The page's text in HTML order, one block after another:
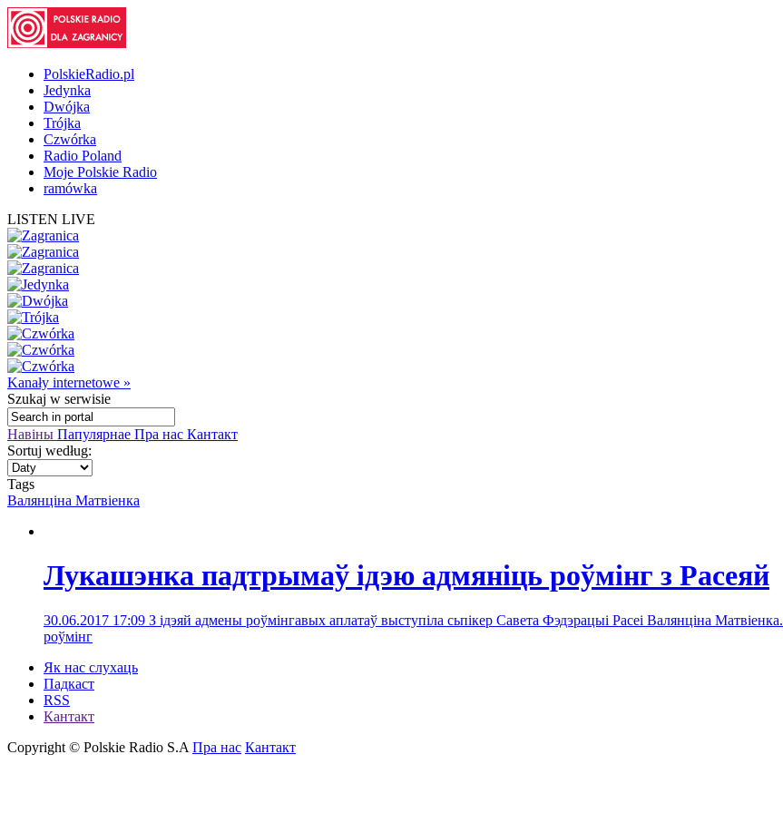
PolskieRadio.pl
Jedynka
Dwójka
Trójka
Czwórka
Radio Poland
Moje Polskie Radio
ramówka
LISTEN LIVE
Kanały internetowe »
Szukaj w serwisie
Навіны Папулярнае Пра нас Кантакт
Sortuj według:
Tags
Валянціна Матвіенка
Лукашэнка падтрымаў ідэю адмяніць роўмінг з Расеяй
30.06.2017 17:09 З ідэяй адмены роўмінгавых аплатаў выступіла сьпікер Савета Фэдэрацыі Расеі Валянціна Матвіенка.
роўмінг
Як нас слухаць
Падкаст
RSS
Кантакт
Copyright © Polskie Radio S.A Пра нас Кантакт